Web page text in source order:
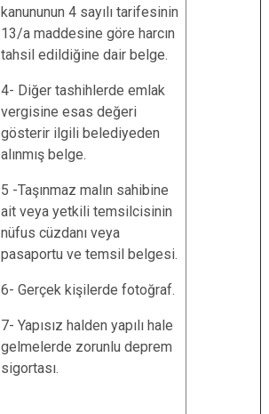
kanununun 4 sayılı tarifesinin
13/a maddesine göre harcın
tahsil edildiğine dair belge.
4- Diğer tashihlerde emlak
vergisine esas değeri
gösterir ilgili belediyeden
alınmış belge.
5 -Taşınmaz malın sahibine
ait veya yetkili temsilcisinin
nüfus cüzdanı veya
pasaportu ve temsil belgesi.
6- Gerçek kişilerde fotoğraf.
7- Yapısız halden yapılı hale
gelmelerde zorunlu deprem
sigortası.